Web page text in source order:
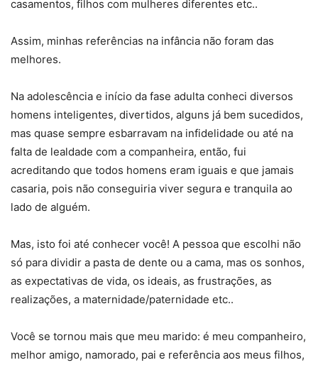
casamentos, filhos com mulheres diferentes etc..
Assim, minhas referências na infância não foram das
melhores.
Na adolescência e início da fase adulta conheci diversos
homens inteligentes, divertidos, alguns já bem sucedidos,
mas quase sempre esbarravam na infidelidade ou até na
falta de lealdade com a companheira, então, fui
acreditando que todos homens eram iguais e que jamais
casaria, pois não conseguiria viver segura e tranquila ao
lado de alguém.
Mas, isto foi até conhecer você! A pessoa que escolhi não
só para dividir a pasta de dente ou a cama, mas os sonhos,
as expectativas de vida, os ideais, as frustrações, as
realizações, a maternidade/paternidade etc..
Você se tornou mais que meu marido: é meu companheiro,
melhor amigo, namorado, pai e referência aos meus filhos,